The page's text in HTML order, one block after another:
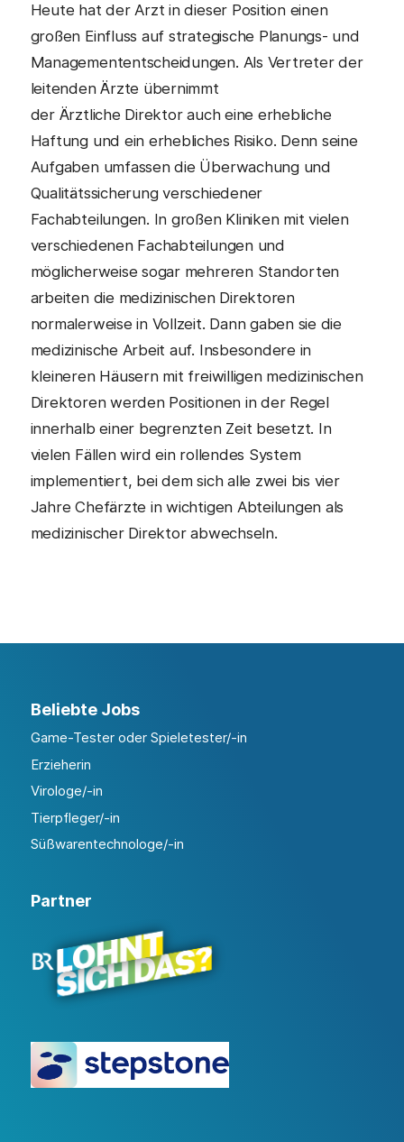
Heute hat der Arzt in dieser Position einen
großen Einfluss auf strategische Planungs- und
Managemententscheidungen. Als Vertreter der
leitenden Ärzte übernimmt
der Ärztliche Direktor auch eine erhebliche
Haftung und ein erhebliches Risiko. Denn seine
Aufgaben umfassen die Überwachung und
Qualitätssicherung verschiedener
Fachabteilungen. In großen Kliniken mit vielen
verschiedenen Fachabteilungen und
möglicherweise sogar mehreren Standorten
arbeiten die medizinischen Direktoren
normalerweise in Vollzeit. Dann gaben sie die
medizinische Arbeit auf. Insbesondere in
kleineren Häusern mit freiwilligen medizinischen
Direktoren werden Positionen in der Regel
innerhalb einer begrenzten Zeit besetzt. In
vielen Fällen wird ein rollendes System
implementiert, bei dem sich alle zwei bis vier
Jahre Chefärzte in wichtigen Abteilungen als
medizinischer Direktor abwechseln.
Beliebte Jobs
Game-Tester oder Spieletester/-in
Erzieherin
Virologe/-in
Tierpfleger/-in
Süßwarentechnologe/-in
Partner